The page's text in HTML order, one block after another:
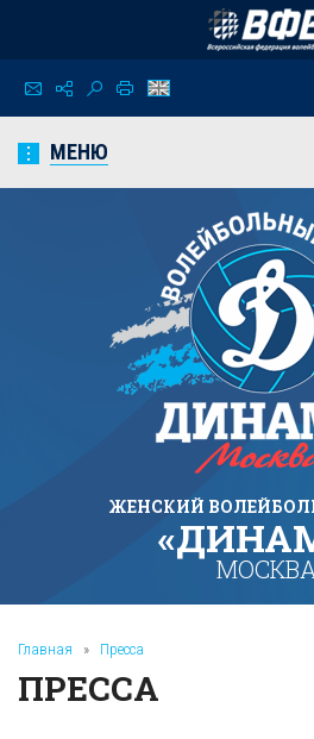
МЕНЮ
ЖЕНСКИЙ
МОСКВА
Главная » Пресса
ПРЕССА